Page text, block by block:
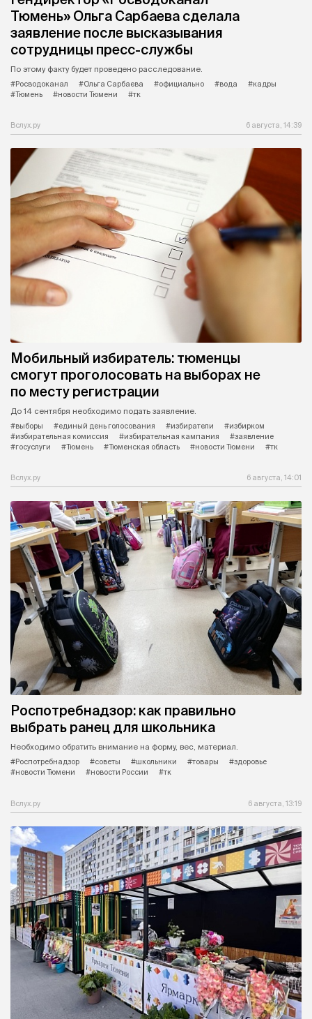
Тюмень» Ольга Сарбаева сделала
заявление после высказывания
сотрудницы пресс-службы
По этому факту будет проведено расследование.
#Росводоканал
#Ольга Сарбаева #официально #вода
#кадры
#Тюмень
#новости Тюмени #тк
Вслух.ру 6 августа, 14:39
Мобильный избиратель: тюменцы
смогут проголосовать на выборах не
по месту регистрации
До 14 сентября необходимо подать заявление.
#выборы
#единый день голосования #избиратели
#избирком
#избирательная комиссия
#избирательная кампания
#заявление
#госуслуги
#Тюмень #Тюменская область #новости Тюмени #тк
Вслух.ру 6 августа, 14:01
Роспотребнадзор: как правильно
выбрать ранец для школьника
Необходимо обратить внимание на форму, вес, материал.
#Роспотребнадзор
#советы #школьники #товары
#здоровье
#новости Тюмени
#новости России #тк
Вслух.ру 6 августа, 13:19